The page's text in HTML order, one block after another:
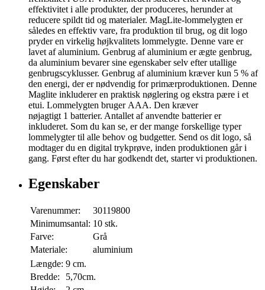
effektivitet i alle produkter, der produceres, herunder at
reducere spildt tid og materialer. MagLite-lommelygten er
således en effektiv vare, fra produktion til brug, og dit logo
pryder en virkelig højkvalitets lommelygte. Denne vare er
lavet af aluminium. Genbrug af aluminium er ægte genbrug,
da aluminium bevarer sine egenskaber selv efter utallige
genbrugscyklusser. Genbrug af aluminium kræver kun 5 % af
den energi, der er nødvendig for primærproduktionen. Denne
Maglite inkluderer en praktisk nøglering og ekstra pære i et
etui. Lommelygten bruger AAA. Den kræver
nøjagtigt 1 batterier. Antallet af anvendte batterier er
inkluderet. Som du kan se, er der mange forskellige typer
lommelygter til alle behov og budgetter. Send os dit logo, så
modtager du en digital trykprøve, inden produktionen går i
gang. Først efter du har godkendt det, starter vi produktionen.
Egenskaber
Varenummer:
30119800
Minimumsantal: 10 stk.
Farve:
Grå
Materiale:
aluminium
Længde: 9 cm.
Bredde:
5,70cm.